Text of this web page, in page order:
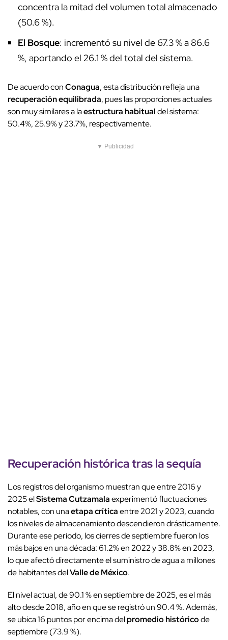
concentra la mitad del volumen total almacenado
(50.6 %).
El Bosque: incrementó su nivel de 67.3 % a 86.6
%, aportando el 26.1 % del total del sistema.
De acuerdo conConagua, esta distribución refleja una
recuperación equilibrada, pues las proporciones actuales
son muy similares a laestructura habitualdel sistema:
50.4%, 25.9% y 23.7%, respectivamente.
▼ Publicidad
Recuperación histórica tras la sequía
Los registros del organismo muestran que entre 2016 y
2025 elSistema Cutzamalaexperimentó fluctuaciones
notables, con unaetapa críticaentre 2021 y 2023, cuando
los niveles de almacenamiento descendieron drásticamente.
Durante ese periodo, los cierres de septiembre fueron los
más bajos en una década: 61.2% en 2022 y 38.8% en 2023,
lo que afectó directamente el suministro de agua a millones
de habitantes delValle de México.
El nivel actual, de 90.1 % en septiembre de 2025, es el más
alto desde 2018, año en que se registró un 90.4 %. Además,
se ubica 16 puntos por encima delpromedio históricode
septiembre (73.9 %).